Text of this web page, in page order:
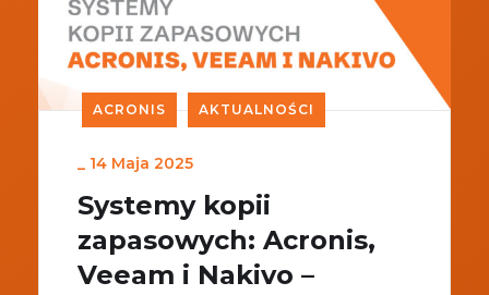
ACRONIS AKTUALNOŚCI
_ 14 Maja 2025
Systemy kopii
zapasowych: Acronis,
Veeam i Nakivo –